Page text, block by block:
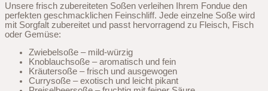
Unsere frisch zubereiteten Soßen verleihen Ihrem Fondue den
perfekten geschmacklichen Feinschliff. Jede einzelne Soße wird
mit Sorgfalt zubereitet und passt hervorragend zu Fleisch, Fisch
oder Gemüse:
Zwiebelsoße – mild-würzig
Knoblauchsoße – aromatisch und fein
Kräutersoße – frisch und ausgewogen
Currysoße – exotisch und leicht pikant